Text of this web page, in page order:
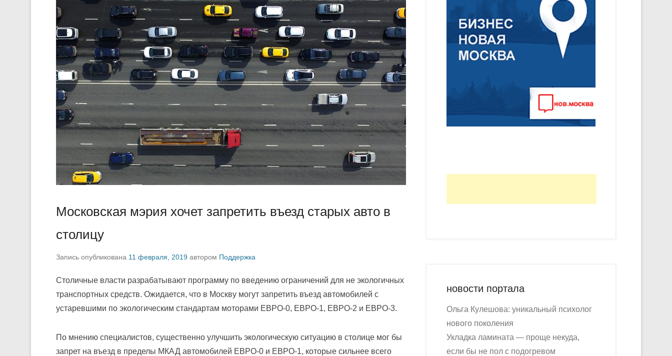
Московская мэрия хочет запретить въезд старых авто в
столицу
Запись опубликована 11 февраля, 2019 автором Поддержка
Столичные власти разрабатывают программу по введению ограничений для не экологичных
транспортных средств. Ожидается, что в Москву могут запретить въезд автомобилей с
устаревшими по экологическим стандартам моторами ЕВРО-0, ЕВРО-1, ЕВРО-2 и ЕВРО-3.
По мнению специалистов, существенно улучшить экологическую ситуацию в столице мог бы
запрет на въезд в пределы МКАД автомобилей ЕВРО-0 и ЕВРО-1, которые сильнее всего
новости портала
Ольга Кулешова: уникальный психолог
нового поколения
Укладка ламината — проще некуда,
если бы не пол с подогревом